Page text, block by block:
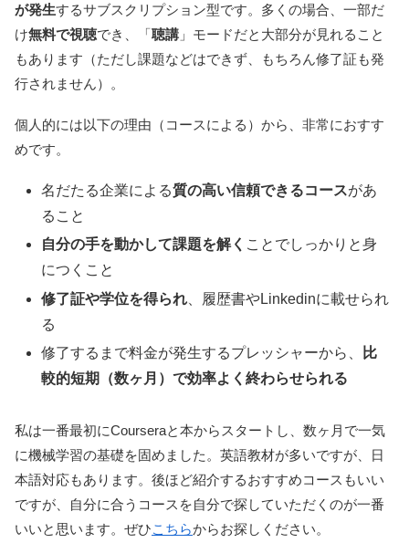
が発生するサブスクリプション型です。多くの場合、一部だ
け無料で視聴でき、「聴講 」モードだと大部分が見れること
もあります（ただし課題などはできず、もちろん修了証も発
行されません）。
個人的には以下の理由（コースによる）から、非常におすす
めです。
名だたる企業による質の高い信頼できるコースがあ
ること
自分の手を動かして課題を解く ことでしっかりと身
につくこと
修了証や学位を得られ 、履歴書やLinkedinに載せられ
る
修了するまで料金が発生するプレッシャーから、
比
較的短期（数ヶ月）で効率よく終わらせられる
私は一番最初にCourseraと本からスタートし、数ヶ月で一気
に機械学習の基礎を固めました。英語教材が多いですが、日
本語対応もあります。後ほど紹介するおすすめコースもいい
ですが、自分に合うコースを自分で探していただくのが一番
いいと思います。ぜひこちらからお探しください。